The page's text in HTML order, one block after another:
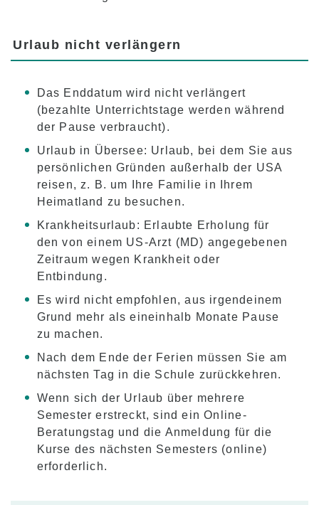
Urlaub nicht verlängern
Das Enddatum wird nicht verlängert
(bezahlte Unterrichtstage werden während
der Pause verbraucht).
Urlaub in Übersee: Urlaub, bei dem Sie aus
persönlichen Gründen außerhalb der USA
reisen, z. B. um Ihre Familie in Ihrem
Heimatland zu besuchen.
Krankheitsurlaub: Erlaubte Erholung für
den von einem US-Arzt (MD) angegebenen
Zeitraum wegen Krankheit oder
Entbindung.
Es wird nicht empfohlen, aus irgendeinem
Grund mehr als eineinhalb Monate Pause
zu machen.
Nach dem Ende der Ferien müssen Sie am
nächsten Tag in die Schule zurückkehren.
Wenn sich der Urlaub über mehrere
Semester erstreckt, sind ein Online-
Beratungstag und die Anmeldung für die
Kurse des nächsten Semesters (online)
erforderlich.